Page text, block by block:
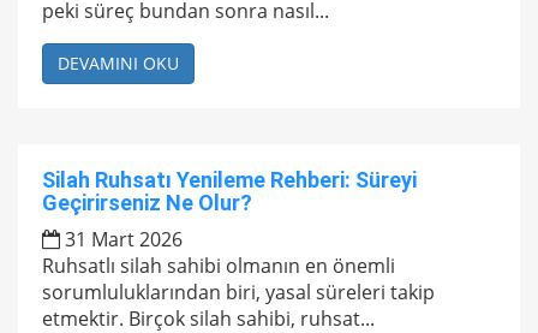
peki süreç bundan sonra nasıl...
DEVAMINI OKU
Silah Ruhsatı Yenileme Rehberi: Süreyi
Geçirirseniz Ne Olur?
31 Mart 2026
Ruhsatlı silah sahibi olmanın en önemli
sorumluluklarından biri, yasal süreleri takip
etmektir. Birçok silah sahibi, ruhsat...